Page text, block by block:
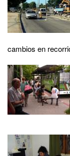
cambios en